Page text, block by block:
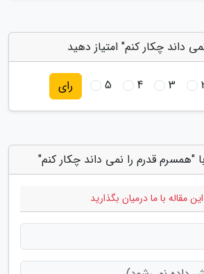
داند چکار کنم" امتیاز دهید
3
4
5 رای
"همسرم قدرم را نمی داند چکار کنم"
مقاله با ما درمیان بگذارید